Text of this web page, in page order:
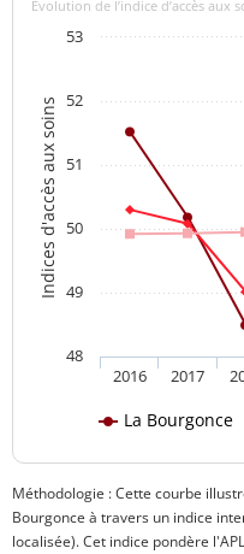
Indices d'accès aux soins
Evolution de l’indice d’accès aux
La Bourgonce
2016 2017
48
49
50
51
52
53
Méthodologie : Cette courbe
Bourgonce à travers un indice
localisée). Cet indice pondère